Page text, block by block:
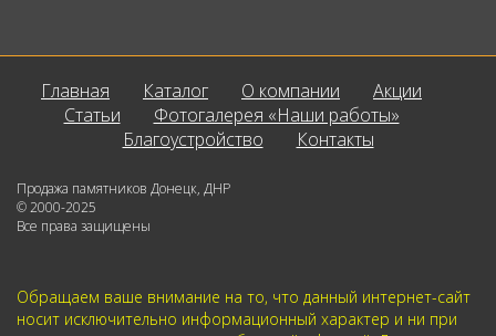
Главная Каталог О компании
Акции
Статьи
Фотогалерея «Наши работы»
Благоустройство
Контакты
Продажа памятников Донецк, ДНР
© 2000-2025
Все права защищены
Обращаем ваше внимание на то, что данный интернет-сайт
носит исключительно информационный характер и ни при